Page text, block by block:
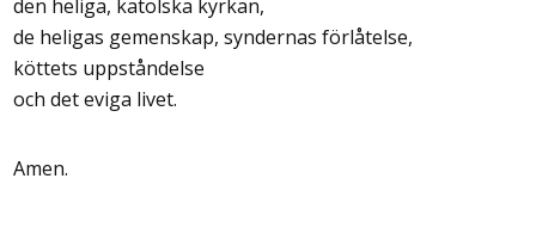
den heliga, katolska kyrkan,
de heligas gemenskap, syndernas förlåtelse,
köttets uppståndelse
och det eviga livet.
Amen.